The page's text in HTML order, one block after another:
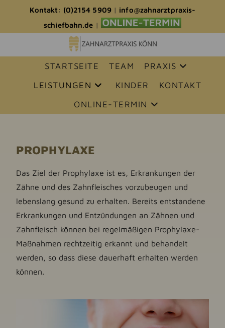
Kontakt: (0)2154 5909| info@zahnarztpraxis-
schiefbahn.de |
STARTSEITE TEAM
PRAXIS
LEISTUNGEN
KINDER
KONTAKT
ONLINE-TERMIN
PROPHYLAXE
Das Ziel der Prophylaxe ist es, Erkrankungen der
Zähne und des Zahnfleisches vorzubeugen und
lebenslang gesund zu erhalten. Bereits entstandene
Erkrankungen und Entzündungen an Zähnen und
Zahnfleisch können bei regelmäßigen Prophylaxe-
Maßnahmen rechtzeitig erkannt und behandelt
werden, so dass diese dauerhaft erhalten werden
können.